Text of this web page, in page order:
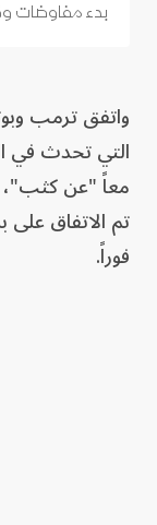
بدء مفاوضات
واتفق ترمب
التي تحدث في
معاً "عن كثب"،
تم الاتفاق على
فوراً.